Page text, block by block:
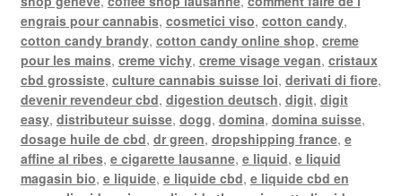
engrais pour cannabis, cosmetici viso, cotton candy,
cotton candy brandy, cotton candy online shop, creme
pour les mains, creme vichy, creme visage vegan, cristaux
cbd grossiste, culture cannabis suisse loi, derivati di fiore,
devenir revendeur cbd, digestion deutsch, digit, digit
easy, distributeur suisse, dogg, domina, domina suisse,
dosage huile de cbd, dr green, dropshipping france, e
affine al ribes, e cigarette lausanne, e liquid, e liquid
magasin bio, e liquide, e liquide cbd, e liquide cbd en